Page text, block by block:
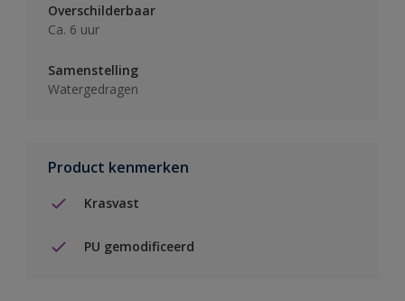
Overschilderbaar
Ca. 6 uur
Samenstelling
Watergedragen
Product kenmerken
Krasvast
PU gemodificeerd